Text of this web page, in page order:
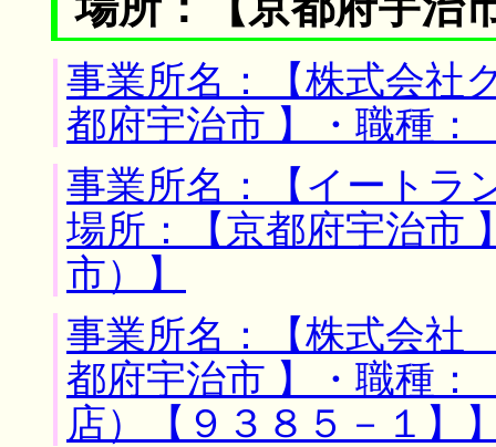
事業所名：【株式会社
都府宇治市 】・職種
事業所名：【イート
場所：【京都府宇治市
市）】
事業所名：【株式会
都府宇治市 】・職種：
店）【９３８５－１】